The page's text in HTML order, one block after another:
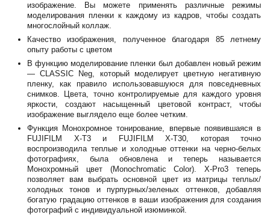
изображение. Вы можете применять различные режимы
моделирования пленки к каждому из кадров, чтобы создать
многослойный коллаж.
Качество изображения, полученное благодаря 85 летнему
опыту работы с цветом
В функцию моделирование пленки был добавлен новый режим
— CLASSIC Neg, который моделирует цветную негативную
пленку, как правило использовавшуюся для повседневных
снимков. Цвета, точно контролируемые для каждого уровня
яркости, создают насыщенный цветовой контраст, чтобы
изображение выглядело еще более четким.
Функция Монохромное тонирование, впервые появившаяся в
FUJIFILM X-T3 и FUJIFILM X-T30, которая точно
воспроизводила теплые и холодные оттенки на черно-белых
фотографиях, была обновлена и теперь называется
Монохромный цвет (Monochromatic Color). X-Pro3 теперь
позволяет вам выбрать основной цвет из матрицы теплых/
холодных тонов и пурпурных/зеленых оттенков, добавляя
богатую градацию оттенков в ваши изображения для создания
фотографий с индивидуальной изюминкой.